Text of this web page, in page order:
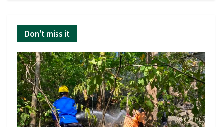
Don't miss it